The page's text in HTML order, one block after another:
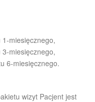
miesięcznego,
miesięcznego,
6-miesięcznego.
wizyt Pacjent jest